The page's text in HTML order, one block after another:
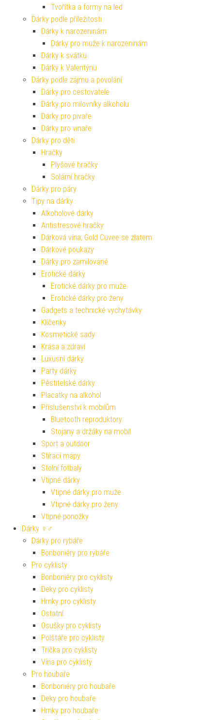
Tvořítka a formy na led
Dárky podle příležitosti
Dárky k narozeninám
Dárky pro muže k narozeninám
Dárky k svátku
Dárky k Valentýnu
Dárky podle zájmu a povolání
Dárky pro cestovatele
Dárky pro milovníky alkoholu
Dárky pro pivaře
Dárky pro vinaře
Dárky pro děti
Hračky
Plyšové hračky
Solární hračky
Dárky pro páry
Tipy na dárky
Alkoholové dárky
Antistresové hračky
Dárková vína, Gold Cuvee se zlatem
Dárkové poukazy
Dárky pro zamilované
Erotické dárky
Erotické dárky pro muže
Erotické dárky pro ženy
Gadgets a technické vychytávky
Klíčenky
Kosmetické sady
Krása a zdraví
Luxusní dárky
Party dárky
Pěstitelské dárky
Placatky na alkohol
Příslušenství k mobilům
Bluetooth reproduktory
Stojany a držáky na mobil
Sport a outdoor
Stírací mapy
Stolní fotbaly
Vtipné dárky
Vtipné dárky pro muže
Vtipné dárky pro ženy
Vtipné ponožky
Dárky ♀♂
Dárky pro rybáře
Bonboniéry pro rybáře
Pro cyklisty
Bonboniéry pro cyklisty
Deky pro cyklisty
Hrnky pro cyklisty
Ostatní
Osušky pro cyklisty
Polštáře pro cyklisty
Trička pro cyklisty
Vína pro cyklisty
Pro houbaře
Bonboniéry pro houbaře
Deky pro houbaře
Hrnky pro houbaře